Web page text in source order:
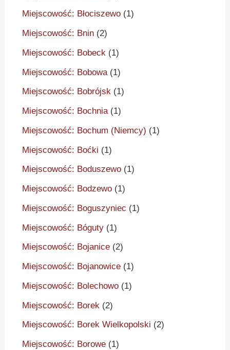
Miejscowość: Błociszewo (1)
Miejscowość: Bnin (2)
Miejscowość: Bobeck (1)
Miejscowość: Bobowa (1)
Miejscowość: Bobrójsk (1)
Miejscowość: Bochnia(1)
Miejscowość: Bochum (Niemcy) (1)
Miejscowość: Boćki (1)
Miejscowość: Boduszewo (1)
Miejscowość: Bodzewo (1)
Miejscowość: Boguszyniec (1)
Miejscowość: Bóguty (1)
Miejscowość: Bojanice (2)
Miejscowość: Bojanowice (1)
Miejscowość: Bolechowo (1)
Miejscowość: Borek (2)
Miejscowość: Borek Wielkopolski (2)
Miejscowość: Borowe (1)